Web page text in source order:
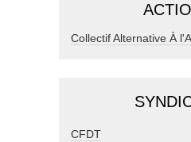
Collectif Alternative À
CFDT